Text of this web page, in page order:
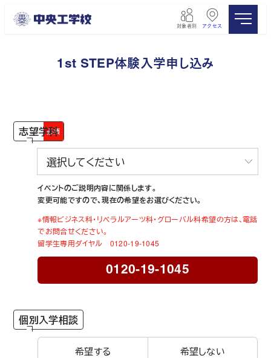
対象者別 アクセス
1st STEP体験入学申し込み
志望学科
必須
イベントのご説明内容に関係します。
変更可能ですので、現在の希望をお選びください。
※情報ビジネス科・リベラルアーツ科・グローバル科希望の方は、電話
でお問合せください。
留学生専用ダイヤル 0120-19-1045
0120-19-1045
個別入学相談
希望する 希望しない